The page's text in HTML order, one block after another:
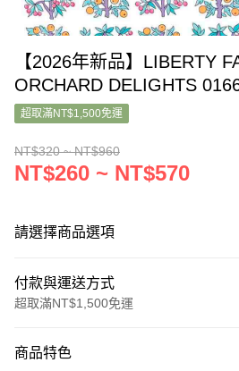
【2026年新品】LIBERTY
ORCHARD DELIGHTS
超取滿NT$1,500免運
NT$320 ~ NT$960
NT$260 ~ NT$570
請選擇商品選項
付款與運送方式
超取滿NT$1,500免運
信用卡一次付款
商品特色